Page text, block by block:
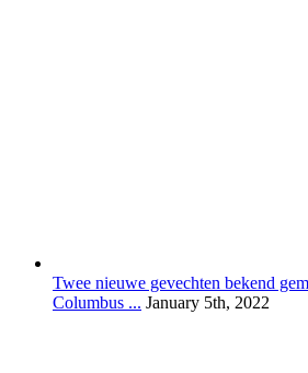
Twee nieuwe gevechten bekend
Columbus ... January 5th, 2022